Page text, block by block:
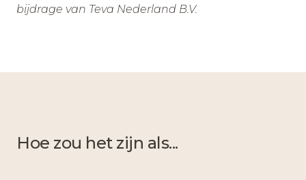
bijdrage van Teva Nederland B.V.
Hoe zou het zijn als...